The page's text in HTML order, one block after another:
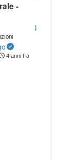
-
4 anni Fa